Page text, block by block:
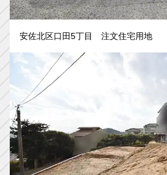
安佐北区口田5丁目 注文住宅用地